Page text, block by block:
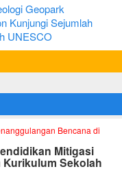
Geopark
Kunjungi Sejumlah
UNESCO
Bencana di
Mitigasi
Kurikulum Sekolah